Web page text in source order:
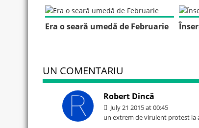
Era o seară umedă de Februarie
UN COMENTARIU
Robert Dincă
July 21 2015 at 00:45
un extrem de virulent protest la